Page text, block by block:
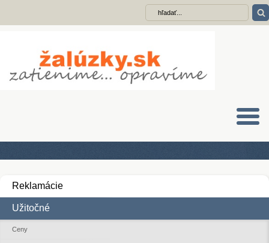
Reklamácie
Užitočné
Ceny